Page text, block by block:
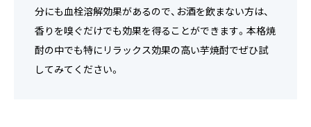
分にも血栓溶解効果があるので、お酒を飲まない方は、
香りを嗅ぐだけでも効果を得ることができます。本格焼
酎の中でも特にリラックス効果の高い芋焼酎でぜひ試
してみてください。